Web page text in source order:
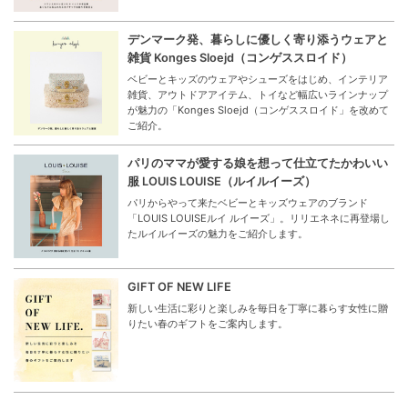
デンマーク発、暮らしに優しく寄り添うウェアと
雑貨 Konges Sloejd（コンゲススロイド）
ベビーとキッズのウェアやシューズをはじめ、インテリア
雑貨、アウトドアアイテム、トイなど幅広いラインナップ
が魅力の「Konges Sloejd（コンゲススロイド」を改めて
ご紹介。
パリのママが愛する娘を想って仕立てたかわいい
服 LOUIS LOUISE（ルイルイーズ）
パリからやって来たベビーとキッズウェアのブランド
「LOUIS LOUISEルイ ルイーズ」。リリエネネに再登場し
たルイルイーズの魅力をご紹介します。
GIFT OF NEW LIFE
新しい生活に彩りと楽しみを毎日を丁寧に暮らす女性に贈
りたい春のギフトをご案内します。